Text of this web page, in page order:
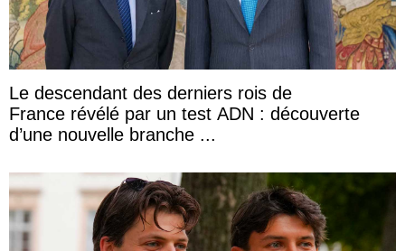
Le descendant des derniers rois de
France révélé par un test ADN : découverte
d’une nouvelle branche ...